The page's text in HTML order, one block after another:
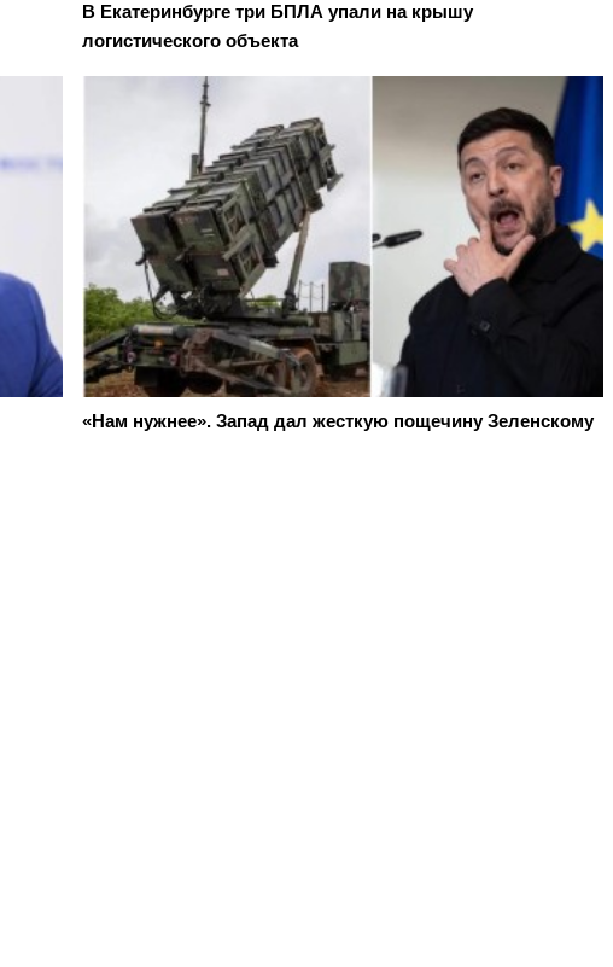
В Екатеринбурге три БПЛА упали на крышу
логистического объекта
«Нам нужнее». Запад дал жесткую пощечину Зеленскому